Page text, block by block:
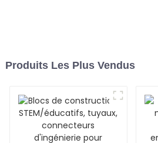
Produits Les Plus Vendus